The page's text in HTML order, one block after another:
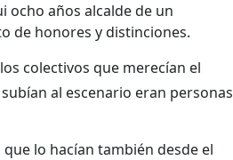
ocho años alcalde de un
de honores y distinciones.
colectivos que merecían el
al escenario eran personas
lo hacían también desde el